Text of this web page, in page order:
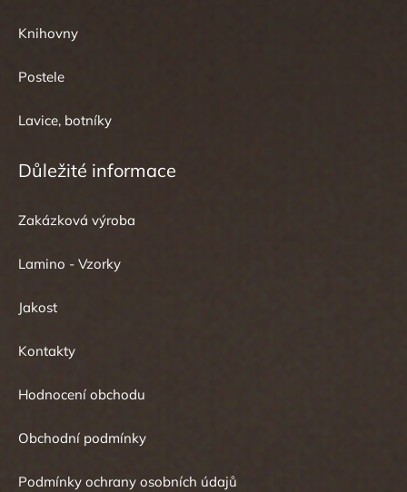
Knihovny
Postele
Lavice, botníky
Důležité informace
Zakázková výroba
Lamino - Vzorky
Jakost
Kontakty
Hodnocení obchodu
Obchodní podmínky
Podmínky ochrany osobních údajů